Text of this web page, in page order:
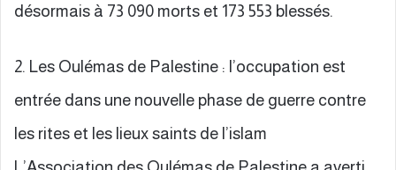
désormais à 73 090 morts et 173 553 blessés.
2. Les Oulémas de Palestine : l’occupation est
entrée dans une nouvelle phase de guerre contre
les rites et les lieux saints de l’islam